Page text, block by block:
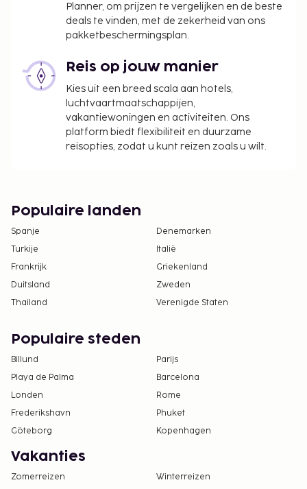
Planner, om prijzen te vergelijken en de beste
deals te vinden, met de zekerheid van ons
pakketbeschermingsplan.
Reis op jouw manier
Kies uit een breed scala aan hotels,
luchtvaartmaatschappijen,
vakantiewoningen en activiteiten. Ons
platform biedt flexibiliteit en duurzame
reisopties, zodat u kunt reizen zoals u wilt.
Populaire landen
Spanje
Denemarken
Turkije
Italië
Frankrijk
Griekenland
Duitsland
Zweden
Thailand
Verenigde Staten
Populaire steden
Billund
Parijs
Playa de Palma
Barcelona
Londen
Rome
Frederikshavn
Phuket
Göteborg
Kopenhagen
Vakanties
Zomerreizen
Winterreizen